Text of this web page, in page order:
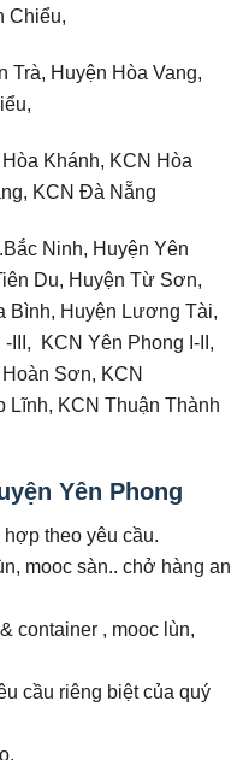
Chiểu,
Trà, Huyện Hòa Vang,
Khánh, KCN Hòa
KCN Đà Nẵng
Ninh, Huyện Yên
Du, Huyện Từ Sơn,
Bình, Huyện Lương Tài,
III, KCN Yên Phong I-II,
Sơn, KCN
Lĩnh, KCN Thuận Thành
Yên Phong
theo yêu cầu.
mooc sàn.. chở hàng an
container , mooc lùn,
cầu riêng biệt của quý